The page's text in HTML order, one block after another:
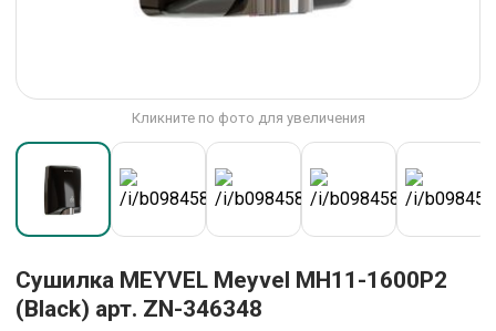
Кликните по фото для увеличения
Сушилка MEYVEL Meyvel MH11-1600P2
(Black) арт. ZN-346348